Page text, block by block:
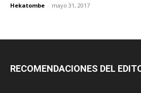
Hekatombe - mayo 31, 2017
RECOMENDACIONES DEL